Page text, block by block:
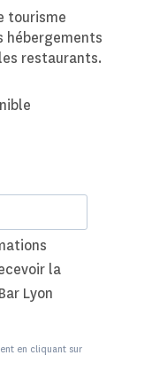
tourisme
hébergements
restaurants.
la
Lyon
en cliquant sur